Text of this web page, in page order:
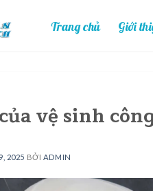
Trang chủ Giới
vệ sinh
2025 BỞI ADMIN